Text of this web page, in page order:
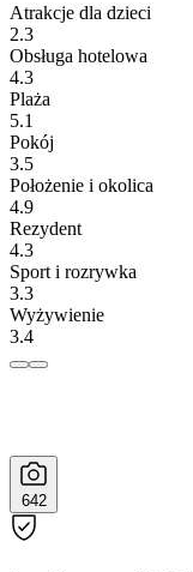
Atrakcje dla dzieci
2.3
Obsługa hotelowa
4.3
Plaża
5.1
Pokój
3.5
Położenie i okolica
4.9
Rezydent
4.3
Sport i rozrywka
3.3
Wyżywienie
3.4
642